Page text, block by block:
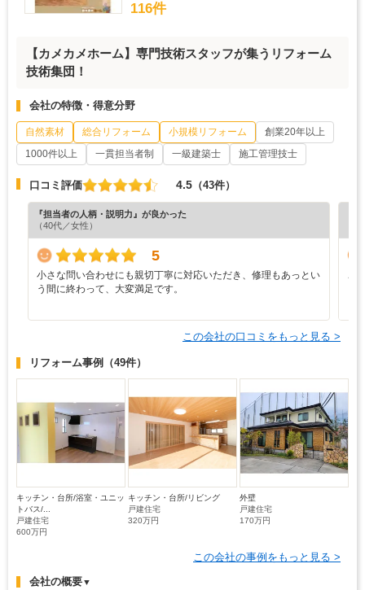
116件
【カメカメホーム】専門技術スタッフが集うリフォーム
技術集団！
会社の特徴・得意分野
自然素材 総合リフォーム 小規模リフォーム
創業20年以上
1000件以上
一貫担当者制 一級建築士 施工管理技士
口コミ評価 4.5 （43件）
『担当者の人柄・説明力』が良かった
（40代／女性）
5
小さな問い合わせにも親切丁寧に対応いただき、修理もあっとい
う間に終わって、大変満足です。
こ
この会社の口コミをもっと見る >
リフォーム事例 （49件）
キッチン・台所/浴室・ユニッ
トバス/...
戸建住宅
600万円
キッチン・台所/リビング
戸建住宅
320万円
外壁
戸建住宅
170万円
この会社の事例をもっと見る >
会社の概要▼